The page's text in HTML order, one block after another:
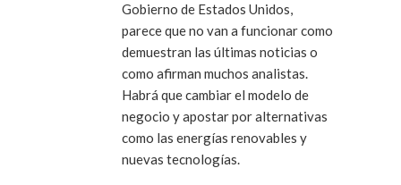
Gobierno de Estados Unidos,
parece que no van a funcionar como
demuestran las últimas noticias o
como afirman muchos analistas.
Habrá que cambiar el modelo de
negocio y apostar por alternativas
como las energías renovables y
nuevas tecnologías.